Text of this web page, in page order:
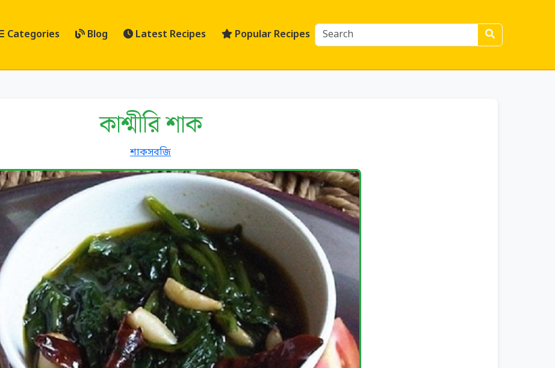
Categories Blog Latest Recipes Popular Recipes
কাশ্মীরি শাক
শাকসবজি